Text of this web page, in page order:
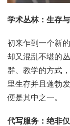
学术丛林：生存
初来乍到一个新
却又混乱不堪的
群、教学的方式
里生存并且蓬勃
便是其中之一。
代写服务：绝非